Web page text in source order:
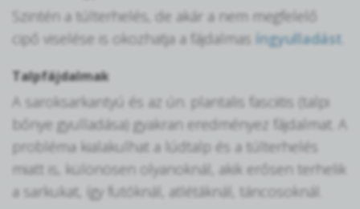
Szintén a túlterhelés, de akár a nem megfelelő
cipő viselése is okozhatja a fájdalmas íngyulladást
Talpfájdalmak
A saroksarkantyú és az ún. plantalis fasciitis (talpi
bőnye gyulladása) gyakran eredményez fájdalmat. A
probléma kialakulhat a lúdtalp és a túlterhelés
miatt is, különösen olyanoknál, akik erősen terhelik
a sarkukat, így futóknál, atlétáknál, táncosoknál.